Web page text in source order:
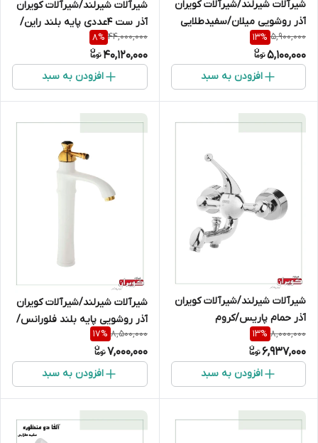
شیرآلات شیرلند/شیرآلات کویران
آذر روشویی میلان/سفیدطلایی
5,900,000
13%
5,100,000
افزودن به سبد
شیرآلات شیرلند/شیرآلات کویران
آذر ست 4عددی پایه بلند راین/
طلایی
44,000,000
8%
40,120,000
افزودن به سبد
شیرآلات شیرلند/شیرآلات کویران
آذر حمام پاریس/کروم
8,000,000
13%
6,937,000
افزودن به سبد
شیرآلات شیرلند/شیرآلات کویران
آذر روشویی پایه بلند فلورانس/
سفیدطلایی
8,500,000
17%
7,000,000
افزودن به سبد